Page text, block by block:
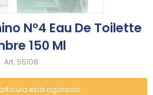
Nº4 Eau De Toilette
150 Ml
55108
está agotado.